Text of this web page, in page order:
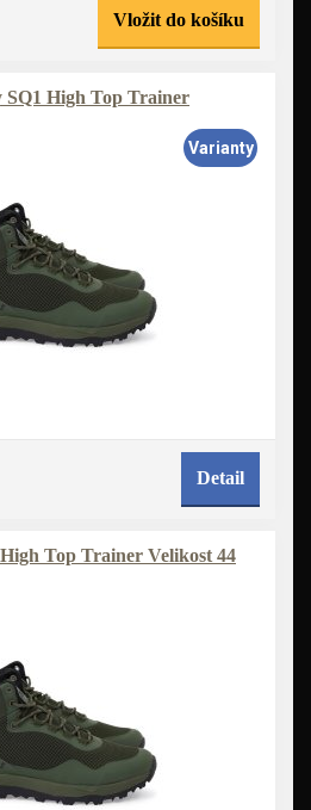
Vložit do košíku
SQ1 High Top Trainer
Varianty
Detail
Top Trainer Velikost 44